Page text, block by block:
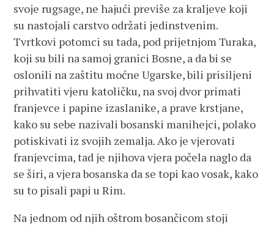
svoje rugsage, ne hajući previše za kraljeve koji
su nastojali carstvo održati jedinstvenim.
Tvrtkovi potomci su tada, pod prijetnjom Turaka,
koji su bili na samoj granici Bosne, a da bi se
oslonili na zaštitu moćne Ugarske, bili prisiljeni
prihvatiti vjeru katoličku, na svoj dvor primati
franjevce i papine izaslanike, a prave krstjane,
kako su sebe nazivali bosanski manihejci, polako
potiskivati iz svojih zemalja. Ako je vjerovati
franjevcima, tad je njihova vjera počela naglo da
se širi, a vjera bosanska da se topi kao vosak, kako
su to pisali papi u Rim.
Na jednom od njih oštrom bosančicom stoji